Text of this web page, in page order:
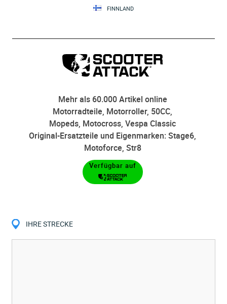
FINNLAND
Mehr als 60.000 Artikel online
Motorradteile, Motorroller, 50CC,
Mopeds, Motocross, Vespa Classic
Original-Ersatzteile und Eigenmarken: Stage6,
Motoforce, Str8
Verfügbar auf
IHRE STRECKE